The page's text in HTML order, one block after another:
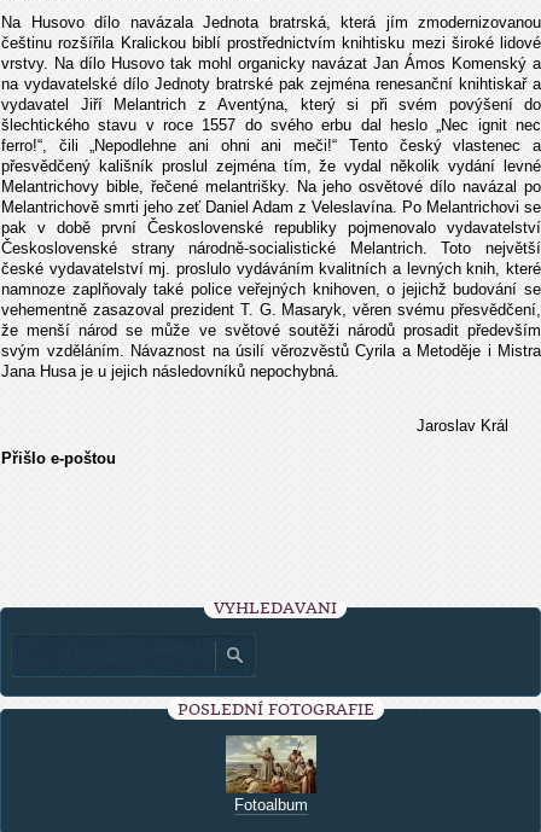
Na Husovo dílo navázala Jednota bratrská, která jím zmodernizovanou
češtinu rozšířila Kralickou biblí prostřednictvím knihtisku mezi široké lidové
vrstvy. Na dílo Husovo tak mohl organicky navázat Jan Ámos Komenský a
na vydavatelské dílo Jednoty bratrské pak zejména renesanční knihtiskař a
vydavatel Jiří Melantrich z Aventýna, který si při svém povýšení do
šlechtického stavu v roce 1557 do svého erbu dal heslo „Nec ignit nec
ferro!“, čili „Nepodlehne ani ohni ani meči!“ Tento český vlastenec a
přesvědčený kališník proslul zejména tím, že vydal několik vydání levné
Melantrichovy bible, řečené melantrišky. Na jeho osvětové dílo navázal po
Melantrichově smrti jeho zeť Daniel Adam z Veleslavína. Po Melantrichovi se
pak v době první Československé republiky pojmenovalo vydavatelství
Československé strany národně-socialistické Melantrich. Toto největší
české vydavatelství mj. proslulo vydáváním kvalitních a levných knih, které
namnoze zaplňovaly také police veřejných knihoven, o jejichž budování se
vehementně zasazoval prezident T. G. Masaryk, věren svému přesvědčení,
že menší národ se může ve světové soutěži národů prosadit především
svým vzděláním. Návaznost na úsilí věrozvěstů Cyrila a Metoděje i Mistra
Jana Husa je u jejich následovníků nepochybná.
Jaroslav Král
Přišlo e-poštou
VYHLEDÁVÁNÍ
POSLEDNÍ FOTOGRAFIE
Fotoalbum